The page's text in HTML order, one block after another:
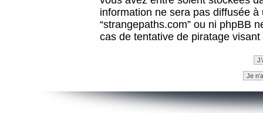
information ne sera pas diffusée
“strangepaths.com” ou ni phpBB
cas de tentative de piratage